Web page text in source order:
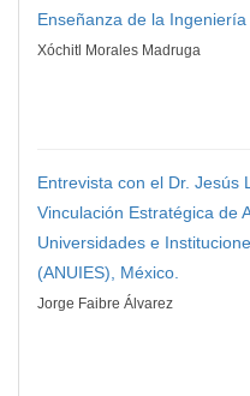
Enseñanza de la Ingeniería
Xóchitl Morales Madruga
Entrevista con el Dr. Jesús
Vinculación Estratégica de
Universidades e
(ANUIES), México.
Jorge Faibre Álvarez